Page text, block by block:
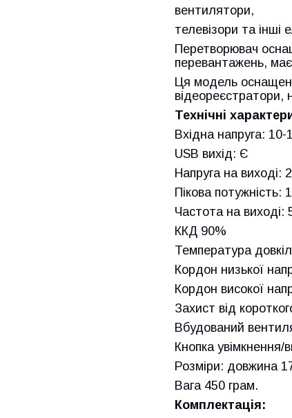
вентилятори,
телевізори та
Перетворювач
перевантажень, має
Ця модель
відеореєстратори,
Технічні
Вхідна напруга: 10-
USB вихід: Є
Напруга на виході:
Пікова потужність:
Частота на виході:
ККД 90%
Температура
Кордон низької
Кордон високої
Захист від
Вбудований
Кнопка увімкнення/
Розміри: довжина
Вага 450 грам.
Комплектація: